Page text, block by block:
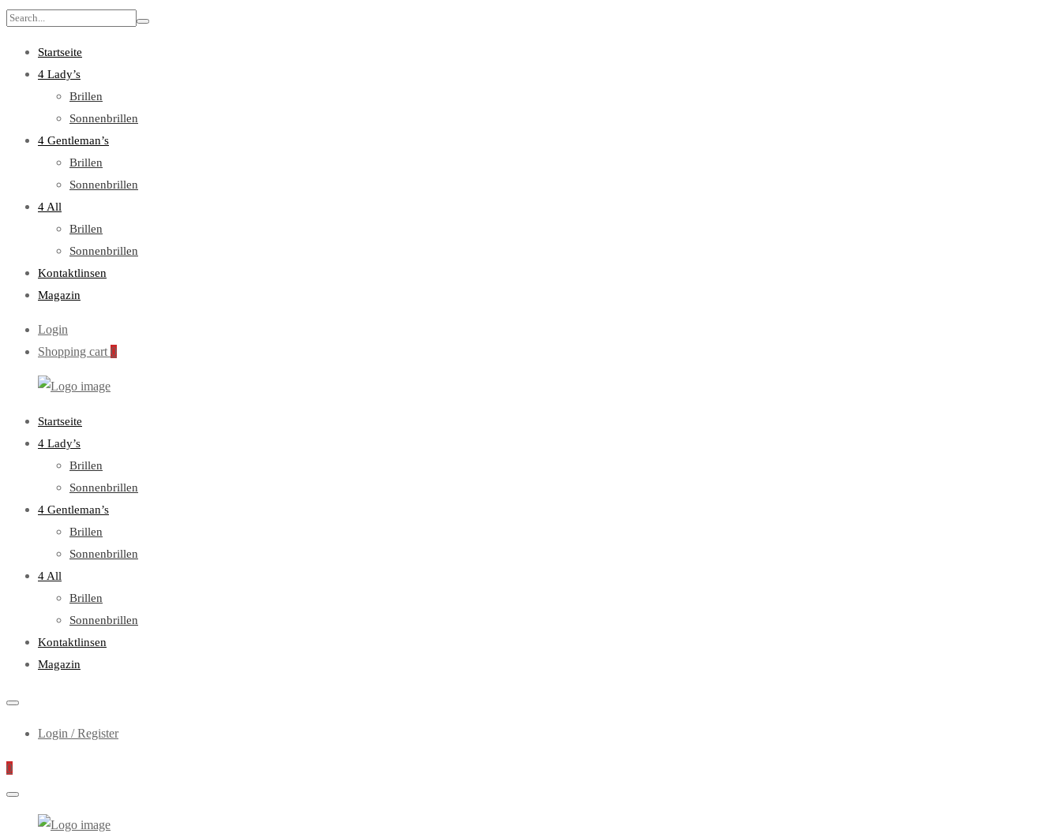
Search
Startseite
4 Lady’s
Brillen
Sonnenbrillen
4 Gentleman’s
Brillen
Sonnenbrillen
4 All
Brillen
Sonnenbrillen
Kontaktlinsen
Magazin
Login
Shopping cart 0
Primary
Menu
Startseite
4 Lady’s
Brillen
Sonnenbrillen
4 Gentleman’s
Brillen
Sonnenbrillen
4 All
Brillen
Sonnenbrillen
Kontaktlinsen
Magazin
Login / Register
0